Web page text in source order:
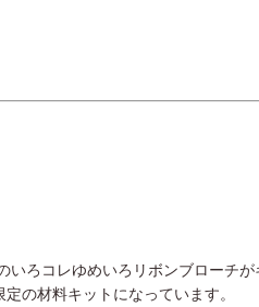
いろコレゆめいろリボンブローチが
の材料キットになっています。